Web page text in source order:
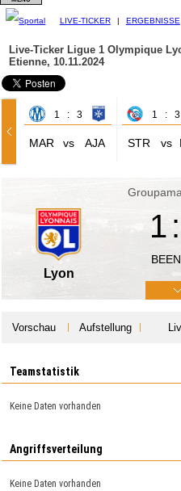
LIVE-TICKER | ERGEBNISSE
Live-Ticker Ligue 1 Olympique
Etienne, 10.11.2024
1 : 3
MAR vs AJA
1 : 3
STR vs
Lyon
Vorschau Aufstellung
Teamstatistik
Keine Daten vorhanden
Angriffsverteilung
Keine Daten vorhanden